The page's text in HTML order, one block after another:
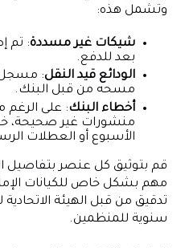
وتشمل هذه:
شيكات غير مسددة: تم
بعد للدفع.
الودائع قيد النقل: مسجل
مسحه من قبل البنك.
أخطاء البنك: على الرغم
منشورات غير صحيحة،
الأسبوع أو العطلات
قم بتوثيق كل عنصر بتفاصيل
مهم بشكل خاص للكيانات
سنوية للمنظمين.